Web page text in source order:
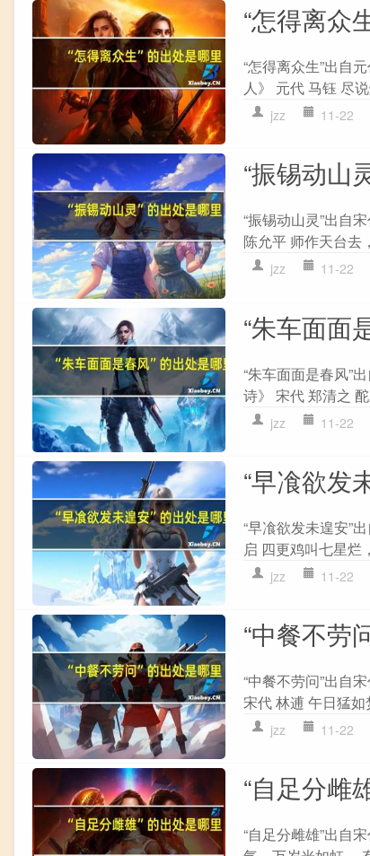
“怎得离众
“怎得离众生”出自
人》 元代 马钰 尽
jzz 11-22
“振锡动山
“振锡动山灵”出自
陈允平 师作天台去
jzz 11-22
“朱车面面
“朱车面面是春风”
诗》 宋代 郑清之
jzz 11-22
“早飡欲发
“早飡欲发未遑安”
启 四更鸡叫七星烂
jzz 11-22
“中餐不劳
“中餐不劳问”出自
宋代 林逋 午日猛
jzz 11-22
“自足分雌
“自足分雌雄”出自